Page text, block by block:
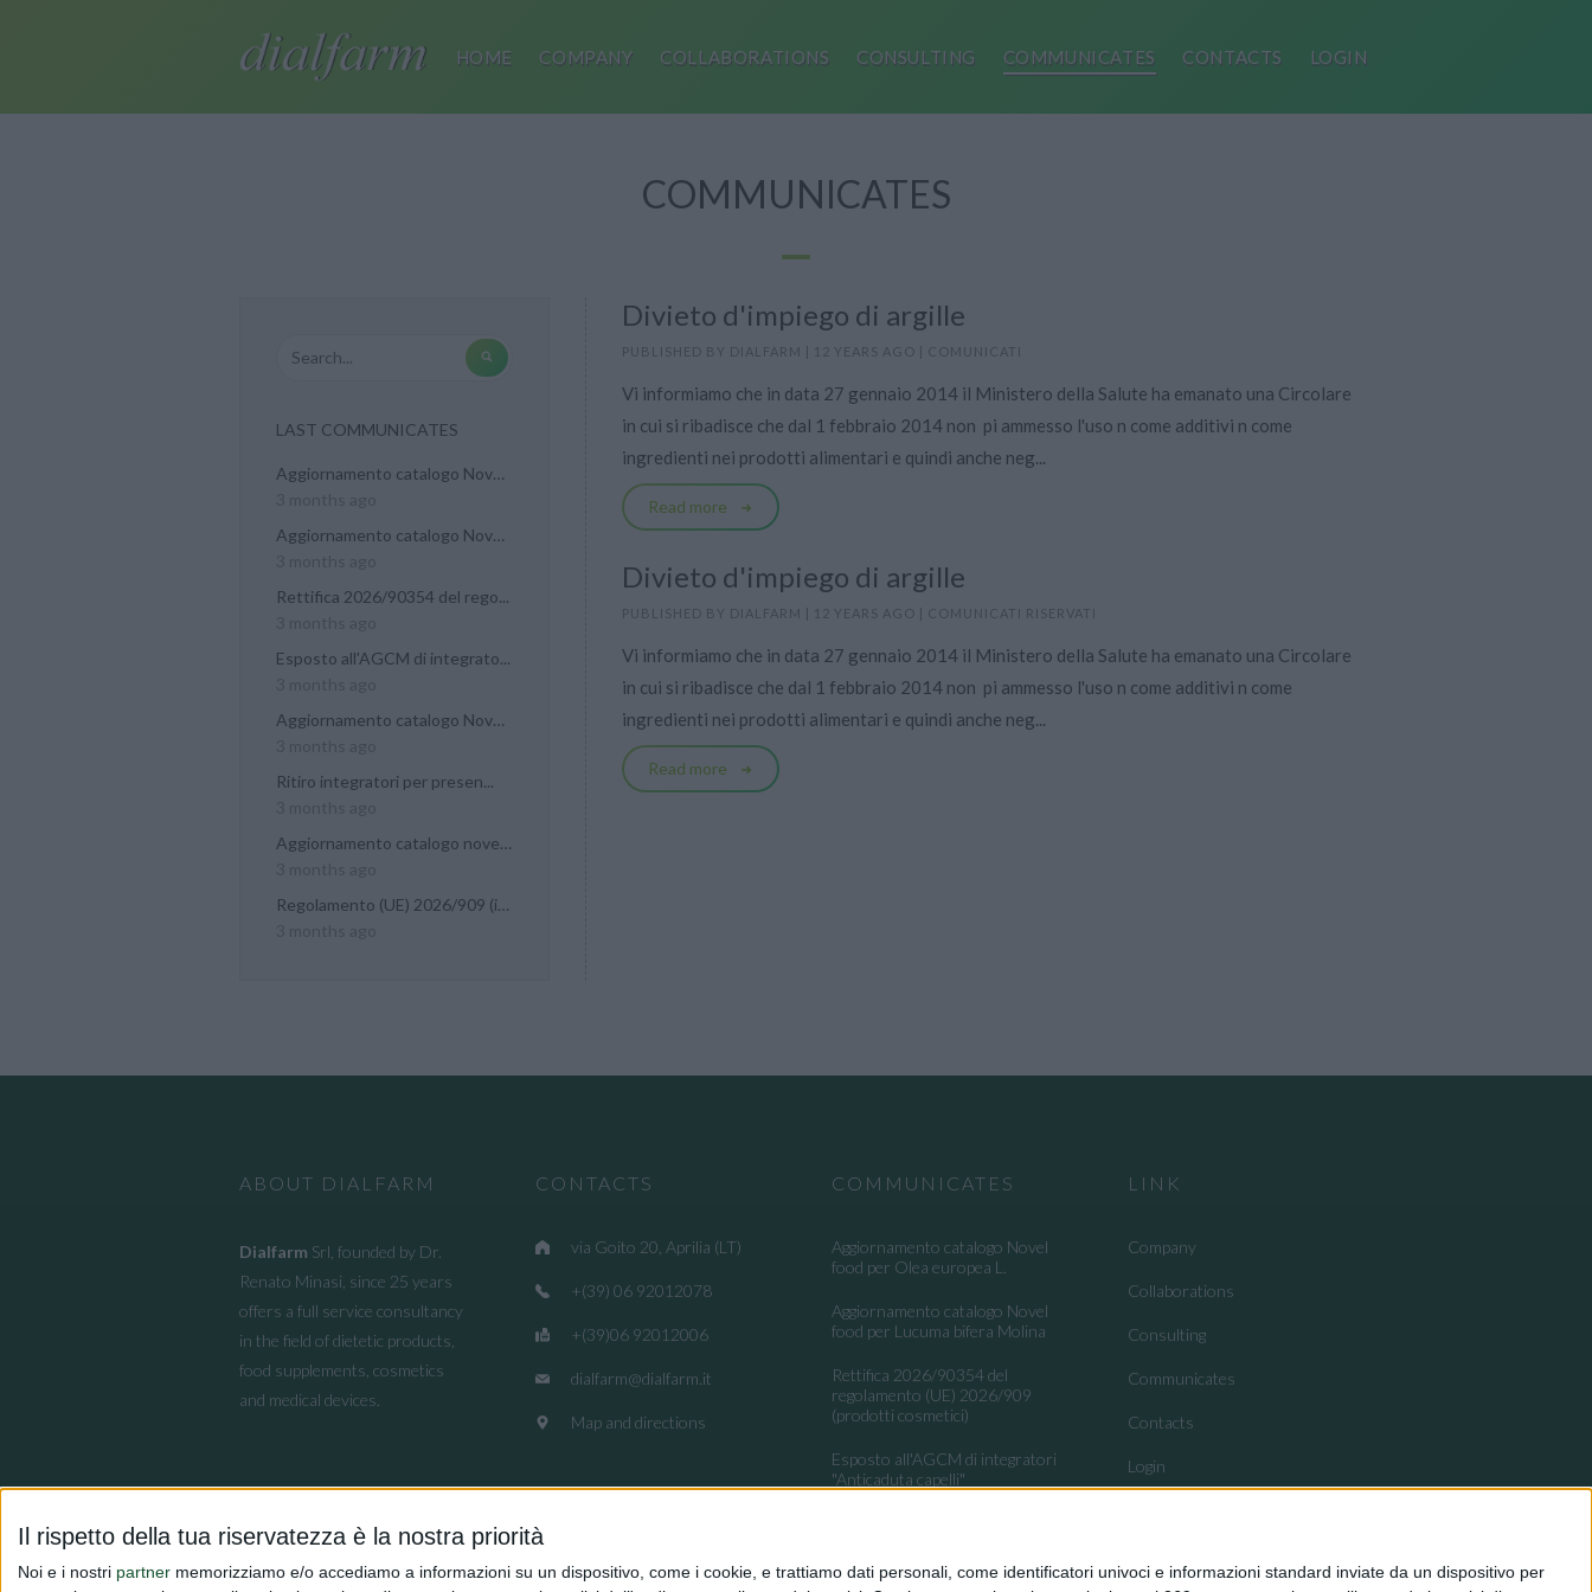
Il rispetto della tua riservatezza è la nostra priorità
Noi e i nostri partner memorizziamo e/o accediamo a informazioni su un dispositivo, come i cookie, e trattiamo dati personali, come identificatori univoci e informazioni standard inviate da un dispositivo per
HOME COMPANY COLLABORATIONS CONSULTING COMMUNICATES CONTACTS LOGIN
COMMUNICATES
LAST COMMUNICATES
Aggiornamento catalogo Novel...
Aggiornamento catalogo Novel...
Rettifica 2026/90354 del rego...
Esposto all'AGCM di integrato...
Aggiornamento catalogo Novel...
Ritiro integratori per presen...
Aggiornamento catalogo novel...
Regolamento (UE) 2026/909 (im...
Divieto d'impiego di argille
PUBLISHED BY DIALFARM | 12 YEARS AGO | COMUNICATI
Vi informiamo che in data 27 gennaio 2014 il Ministero della Salute ha emanato una Circolare
in cui si ribadisce che dal 1 febbraio 2014 non  pi ammesso l'uso n come additivi n come
ingredienti nei prodotti alimentari e quindi anche neg...
Read more
Divieto d'impiego di argille
PUBLISHED BY DIALFARM | 12 YEARS AGO | COMUNICATI RISERVATI
Vi informiamo che in data 27 gennaio 2014 il Ministero della Salute ha emanato una Circolare
in cui si ribadisce che dal 1 febbraio 2014 non  pi ammesso l'uso n come additivi n come
ingredienti nei prodotti alimentari e quindi anche neg...
Read more
ABOUT DIALFARM
Dialfarm Srl, founded by Dr.
Renato Minasi, since 25 years
offers a full service consultancy
in the field of dietetic products,
food supplements, cosmetics
and medical devices.
CONTACTS
via Goito 20, Aprilia (LT)
+(39) 06 92012078
+(39)06 92012006
dialfarm@dialfarm.it
Map and directions
COMMUNICATES
Aggiornamento catalogo Novel
food per Olea europea L.
Aggiornamento catalogo Novel
food per Lucuma bifera Molina
Rettifica 2026/90354 del
regolamento (UE) 2026/909
(prodotti cosmetici)
Esposto all'AGCM di integratori
"Anticaduta capelli"
Ritiro integratori per presenza
LINK
Company
Collaborations
Consulting
Communicates
Contacts
Login